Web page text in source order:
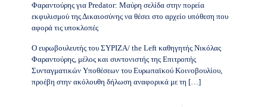
Φαραντούρης για Predator: Μαύρη σελίδα στην πορεία
εκφυλισμού της Δικαιοσύνης να θέσει στο αρχείο υπόθεση που
αφορά τις υποκλοπές
Ο ευρωβουλευτής του ΣΥΡΙΖΑ/ the Left καθηγητής Νικόλας
Φαραντούρης, μέλος και συντονιστής της Επιτροπής
Συνταγματικών Υποθέσεων του Ευρωπαϊκού Κοινοβουλίου,
προέβη στην ακόλουθη δήλωση αναφορικά με τη […]